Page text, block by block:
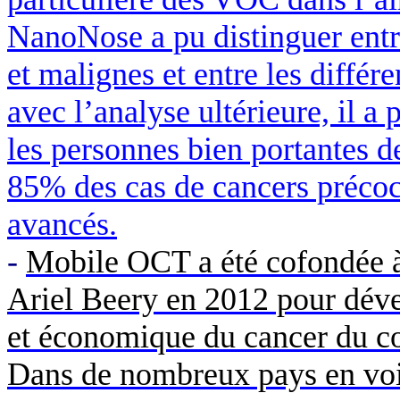
NanoNose a pu distinguer
et malignes et entre les
avec l’analyse ultérieure, il a
les personnes bien portantes
85% des cas de cancers
avancés.
- Mobile OCT a été cofondée
Ariel Beery en 2012 pour
et économique du cancer du
Dans de nombreux pays en